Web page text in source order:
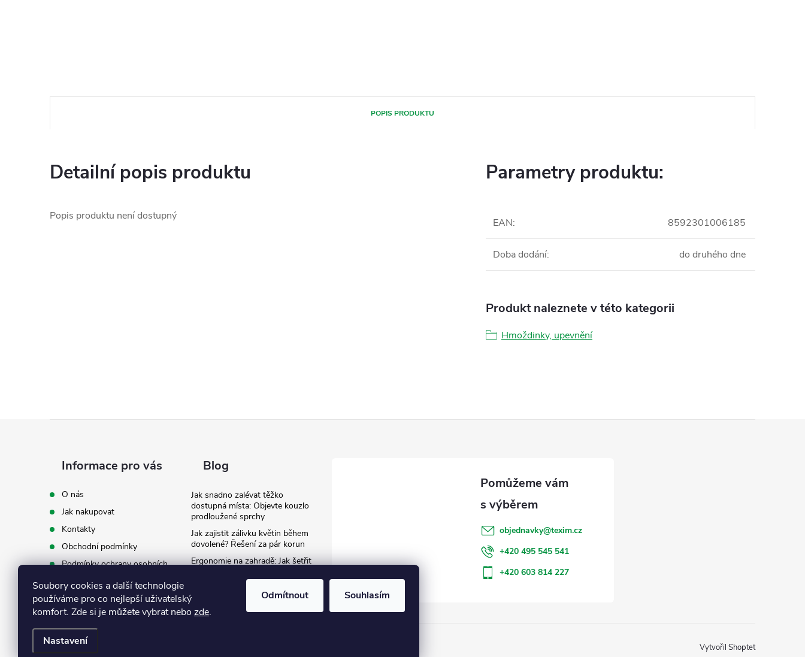
Soubory cookies a další technologie
používáme pro co nejlepší uživatelský
komfort. Zde si je můžete vybrat nebo zde.
Nastavení
Odmítnout Souhlasím
POPIS PRODUKTU
Detailní popis produktu
Popis produktu není dostupný
Parametry produktu:
EAN: 8592301006185
Doba dodání: do druhého dne
Produkt naleznete v této kategorii
Hmoždinky, upevnění
Informace pro vás
O nás
Jak nakupovat
Kontakty
Obchodní podmínky
Podmínky ochrany osobních
Ke stažení
Blog
Jak snadno zalévat těžko
dostupná místa: Objevte kouzlo
prodloužené sprchy
Jak zajistit zálivku květin během
dovolené? Řešení za pár korun
Ergonomie na zahradě: Jak šetřit
objednavky@texim.cz
+420 495 545 541
+420 603 814 227
Vytvořil Shoptet
Copyright 2026